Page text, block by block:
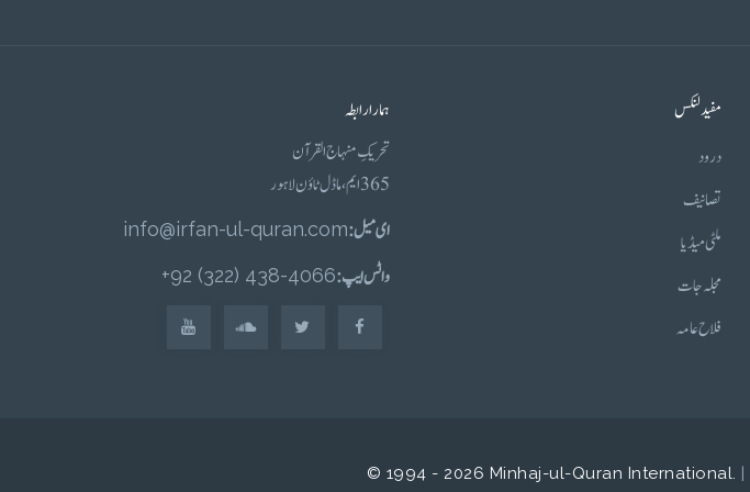
مفید لنکس
درود
تصانیف
ملٹی میڈیا
مجلہ جات
فلاح عامہ
ہمارا رابطہ
تحریکِ منہاج القرآن
365 ایم، ماڈل ٹاؤن لاہور
ای میل :info@irfan-ul-quran.com
واٹس ایپ :4066-438 (322) 92+
© 1994 - 2026 Minhaj-ul-Quran International. |